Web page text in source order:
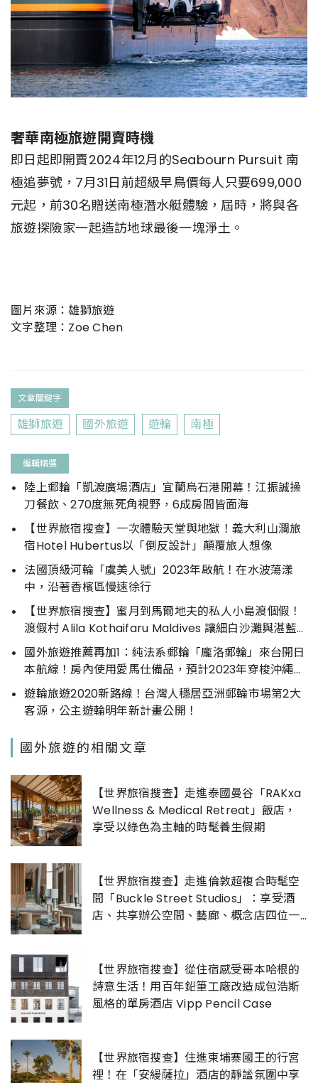
奢華南極旅遊開賣時機
即日起即開賣2024年12月的Seabourn Pursuit 南
極追夢號，7月31日前超級早鳥價每人只要699,000
元起，前30名贈送南極潛水艇體驗，屆時，將與各
旅遊探險家一起造訪地球最後一塊淨土。
圖片來源：雄獅旅遊
文字整理：Zoe Chen
文章關鍵字
雄獅旅遊 國外旅遊 遊輪 南極
編輯精選
陸上郵輪「凱渡廣場酒店」宜蘭烏石港開幕！江振誠操
刀餐飲、270度無死角視野，6成房間皆面海
【世界旅宿搜查】一次體驗天堂與地獄！義大利山澗旅
宿Hotel Hubertus以「倒反設計」顛覆旅人想像
法國頂級河輪「虞美人號」2023年啟航！在水波蕩漾
中，沿著香檳區慢速徐行
【世界旅宿搜查】蜜月到馬爾地夫的私人小島渡個假！
渡假村 Alila Kothaifaru Maldives 讓細白沙灘與湛藍
海景帶來與世隔絕的驚喜
國外旅遊推薦再加1：純法系郵輪「龐洛郵輪」來台開日
本航線！房內使用愛馬仕備品，預計2023年穿梭沖繩秘
境航程，駛進大阪
遊輪旅遊2020新路線！台灣人穩居亞洲郵輪市場第2大
客源，公主遊輪明年新計畫公開！
國外旅遊的相關文章
【世界旅宿搜查】走進泰國曼谷「RAKxa
Wellness & Medical Retreat」飯店，
享受以綠色為主軸的時髦養生假期
【世界旅宿搜查】走進倫敦超複合時髦空
間「Buckle Street Studios」：享受酒
店、共享辦公空間、藝廊、概念店四位一
【世界旅宿搜查】從住宿感受哥本哈根的
詩意生活！用百年鉛筆工廠改造成包浩斯
風格的單房酒店 Vipp Pencil Case
【世界旅宿搜查】住進柬埔寨國王的行宮
裡！在「安縵薩拉」酒店的靜謐氛圍中享